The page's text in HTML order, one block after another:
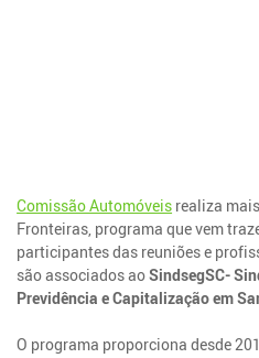
Comissão Automóveis realiza
Fronteiras, programa que vem
participantes das reuniões e
são associados aoSindsegSC-
Previdência e Capitalização em
O programa proporciona desde